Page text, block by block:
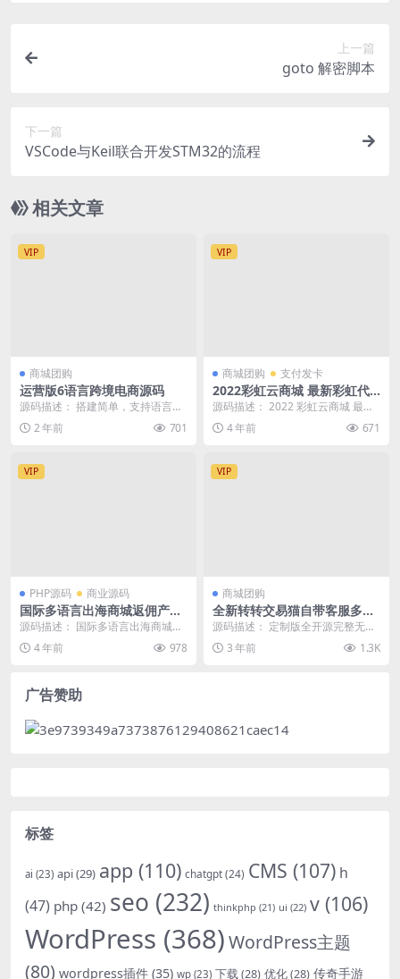
上一篇
goto 解密脚本
下一篇
VSCode与Keil联合开发STM32的流程
相关文章
VIP
商城团购
运营版6语言跨境电商源码
源码描述： 搭建简单，支持语言包
添加导入，后期需要增加其他国语
言也很简单。 跨境...
2 年前 701
VIP
商城团购 支付发卡
2022彩虹云商城 最新彩虹代
刷V6.9.0免授权纯净完整版
源码描述： 2022 彩虹云商城 最新
彩虹代刷V6.9.0免授权纯净完整版
直接...4 年前 671
VIP
PHP源码 商业源码
国际多语言出海商城返佣产品
自动匹配订单源码
源码描述： 国际多语言出海商城返
佣产品自动匹配订单源码出售搭建
8国多语言出海拼...
4 年前 978
VIP
商城团购
全新转转交易猫自带客服多模
板全开源完整定制版源码
源码描述： 定制版全开源完整无授
权 商品发布； 请在后台商品添加成
功后， 再点击...
3 年前 1.3K
广告赞助
标签
ai (23) api(29) app (110) chatgpt(24) CMS (107) h
(47) php (42) seo (232) thinkphp (21) ui (22) v (106)
WordPress (368)WordPress主题
(80) wordpress插件 (35) wp (23) 下载(28) 优化(28) 传奇手游